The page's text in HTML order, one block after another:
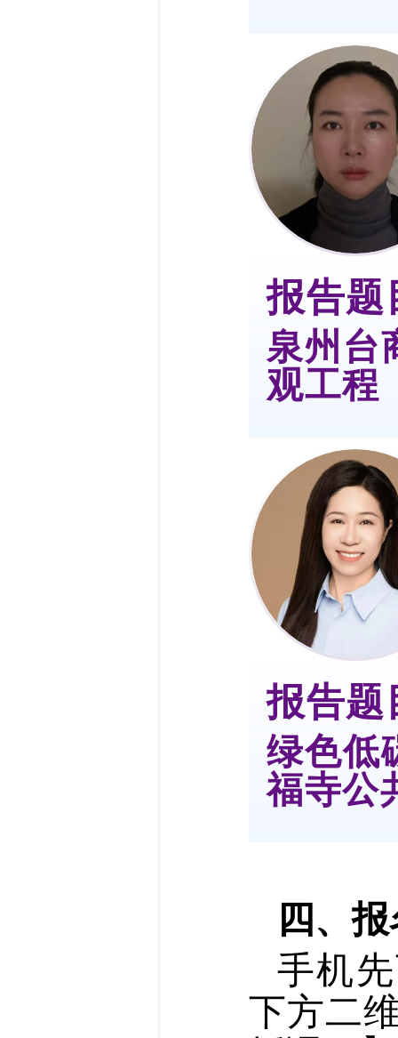
报告题
泉州台
观工程
报告题
绿色低
福寺公
四、
手机
下方二